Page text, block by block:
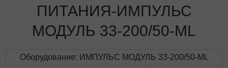
ПИТАНИЯ-ИМПУЛЬС
МОДУЛЬ 33-200/50-ML
Оборудование: ИМПУЛЬС МОДУЛЬ 33-200/50-ML